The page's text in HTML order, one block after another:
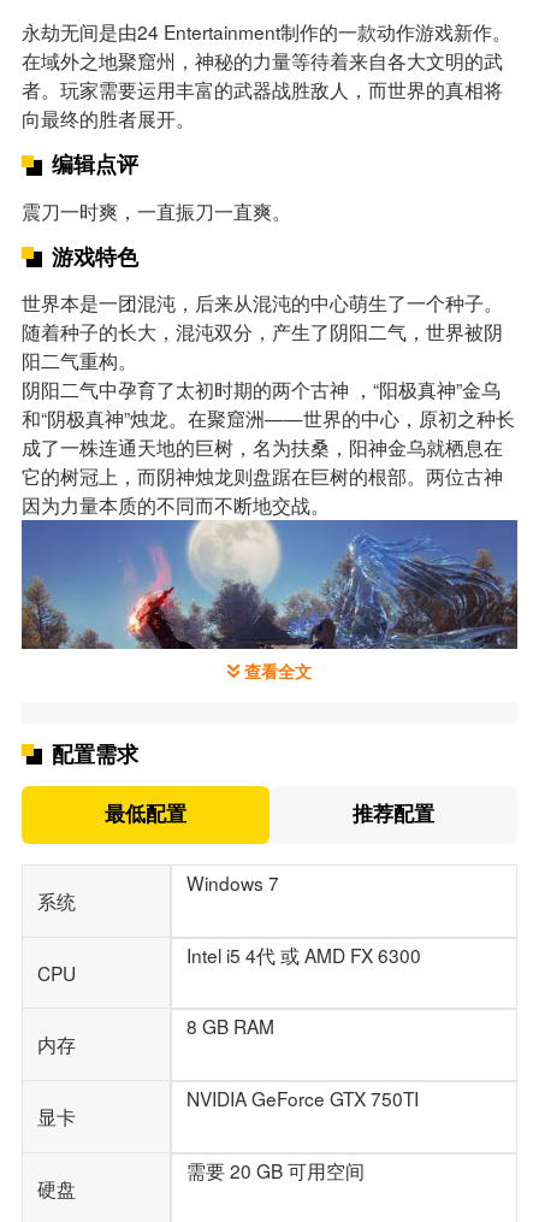
永劫无间是由24 Entertainment制作的一款动作游戏新作。
在域外之地聚窟州，神秘的力量等待着来自各大文明的武
者。玩家需要运用丰富的武器战胜敌人，而世界的真相将
向最终的胜者展开。
编辑点评
震刀一时爽，一直振刀一直爽。
游戏特色
世界本是一团混沌，后来从混沌的中心萌生了一个种子。
随着种子的长大，混沌双分，产生了阴阳二气，世界被阴
阳二气重构。
阴阳二气中孕育了太初时期的两个古神 ，“阳极真神”金乌
和“阴极真神”烛龙。在聚窟洲——世界的中心，原初之种长
成了一株连通天地的巨树，名为扶桑，阳神金乌就栖息在
它的树冠上，而阴神烛龙则盘踞在巨树的根部。两位古神
因为力量本质的不同而不断地交战。
每一次的交战都会导致两个古神同归于尽。神战波及下，
除被扶桑庇护的聚窟洲外，世界上的所有生命都会灭亡。
每次神战后，两个古神消散的肉身也会回归世界，滋养着
万物的重生。当阴阳二神再一次的魂魄凝聚、肉身复原
后，它们又会重复之前的战争，导致世界一直在永劫之
中。
查看全文
配置需求
最低配置 推荐配置
系统
Windows 7
CPU
Intel i5 4代 或 AMD FX 6300
内存
8 GB RAM
显卡
NVIDIA GeForce GTX 750TI
硬盘
需要 20 GB 可用空间